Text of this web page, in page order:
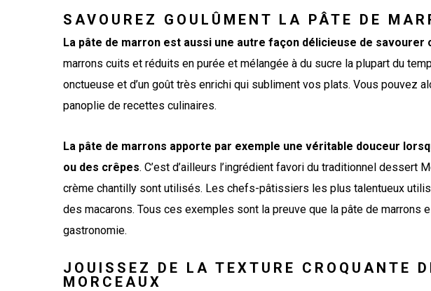
SAVOUREZ GOULÛMENT LA PÂTE DE
La pâte de marron est aussi une autre façon délicieuse de savourer
marrons cuits et réduits en purée et mélangée à du sucre la plupart du
onctueuse et d’un goût très enrichi qui subliment vos plats. Vous pouvez
panoplie de recettes culinaires.
La pâte de marrons apporte par exemple une véritable douceur
ou des crêpes. C’est d’ailleurs l’ingrédient favori du traditionnel dessert
crème chantilly sont utilisés. Les chefs-pâtissiers les plus talentueux
des macarons. Tous ces exemples sont la preuve que la pâte de marrons
gastronomie.
JOUISSEZ DE LA TEXTURE CROQUANTE
MORCEAUX